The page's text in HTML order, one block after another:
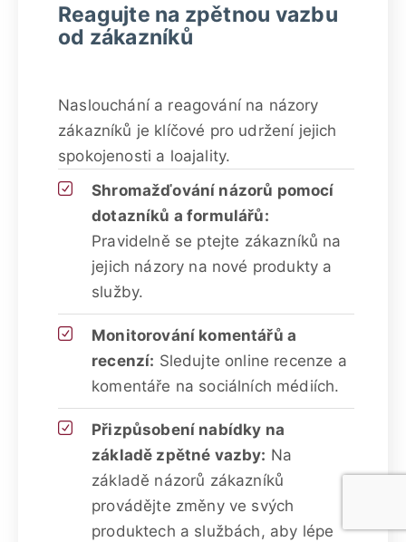
Reagujte na zpětnou vazbu
od zákazníků
Naslouchání a reagování na názory
zákazníků je klíčové pro udržení jejich
spokojenosti a loajality.
Shromažďování názorů pomocí
dotazníků a formulářů:
Pravidelně se ptejte zákazníků na
jejich názory na nové produkty a
služby.
Monitorování komentářů a
recenzí: Sledujte online recenze a
komentáře na sociálních médiích.
Přizpůsobení nabídky na
základě zpětné vazby: Na
základě názorů zákazníků
provádějte změny ve svých
produktech a službách, aby lépe